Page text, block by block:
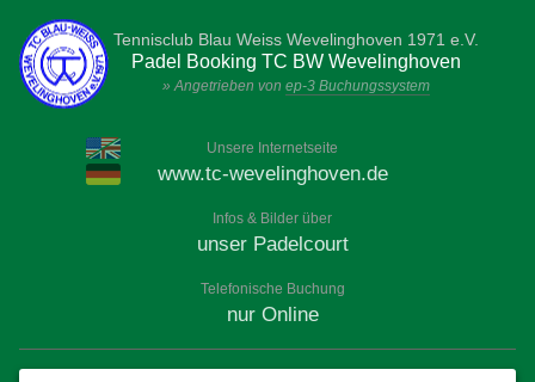
Tennisclub Blau Weiss Wevelinghoven 1971 e.V.
Padel Booking TC BW Wevelinghoven
» Angetrieben von ep-3 Buchungssystem
Unsere Internetseite
www.tc-wevelinghoven.de
Infos & Bilder über
unser Padelcourt
Telefonische Buchung
nur Online